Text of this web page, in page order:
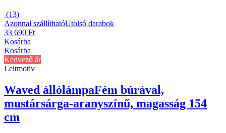
(13)
Azonnal szállíthatóUtolsó darabok
33 690 Ft
Kosárba
Kosárba
Kedvező ár
Leitmotiv
Waved állólámpaFém búrával,
mustársárga-aranyszínű, magasság 154
cm